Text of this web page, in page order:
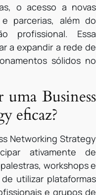
o acesso a novas
parcerias, além do
profissional. Essa
a expandir a rede de
sólidos no
Business
eficaz?
Networking Strategy
ativamente de
workshops e
utilizar plataformas
e grupos de